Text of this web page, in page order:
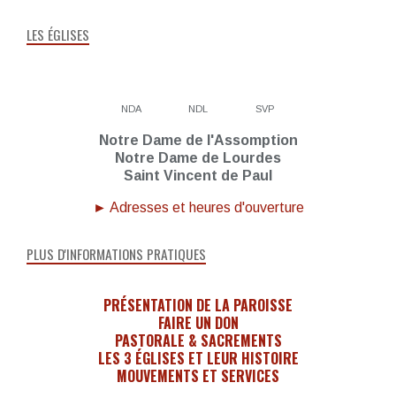
LES ÉGLISES
NDA NDL SVP
Notre Dame de l'Assomption
Notre Dame de Lourdes
Saint Vincent de Paul
► Adresses et heures d'ouverture
PLUS D'INFORMATIONS PRATIQUES
PRÉSENTATION DE LA PAROISSE
FAIRE UN DON
PASTORALE & SACREMENTS
LES 3 ÉGLISES ET LEUR HISTOIRE
MOUVEMENTS ET SERVICES